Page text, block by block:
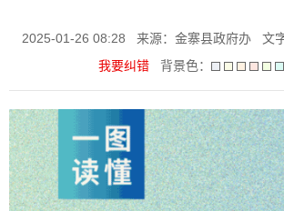
2025-01-26 08:28 来源：金寨县政府办 文
我要纠错
背景色：